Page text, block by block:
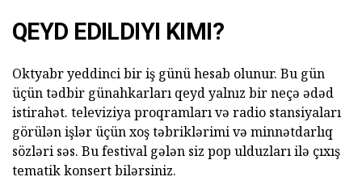
QEYD EDILDIYI KIMI?
Oktyabr yeddinci bir iş günü hesab olunur. Bu gün
üçün tədbir günahkarları qeyd yalnız bir neçə ədəd
istirahət. televiziya proqramları və radio stansiyaları
görülən işlər üçün xoş təbriklərimi və minnətdarlıq
sözləri səs. Bu festival gələn siz pop ulduzları ilə çıxış
tematik konsert bilərsiniz.